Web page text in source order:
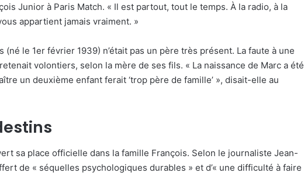
Junior à Paris Match. « Il est partout, tout le temps. À la radio, à la
appartient jamais vraiment. »
(né le 1er février 1939) n’était pas un père très présent. La faute à une
volontiers, selon la mère de ses fils. « La naissance de Marc a été
un deuxième enfant ferait ‘trop père de famille’ », disait-elle au
sa place officielle dans la famille François. Selon le journaliste Jean-
de « séquelles psychologiques durables » et d’« une difficulté à faire